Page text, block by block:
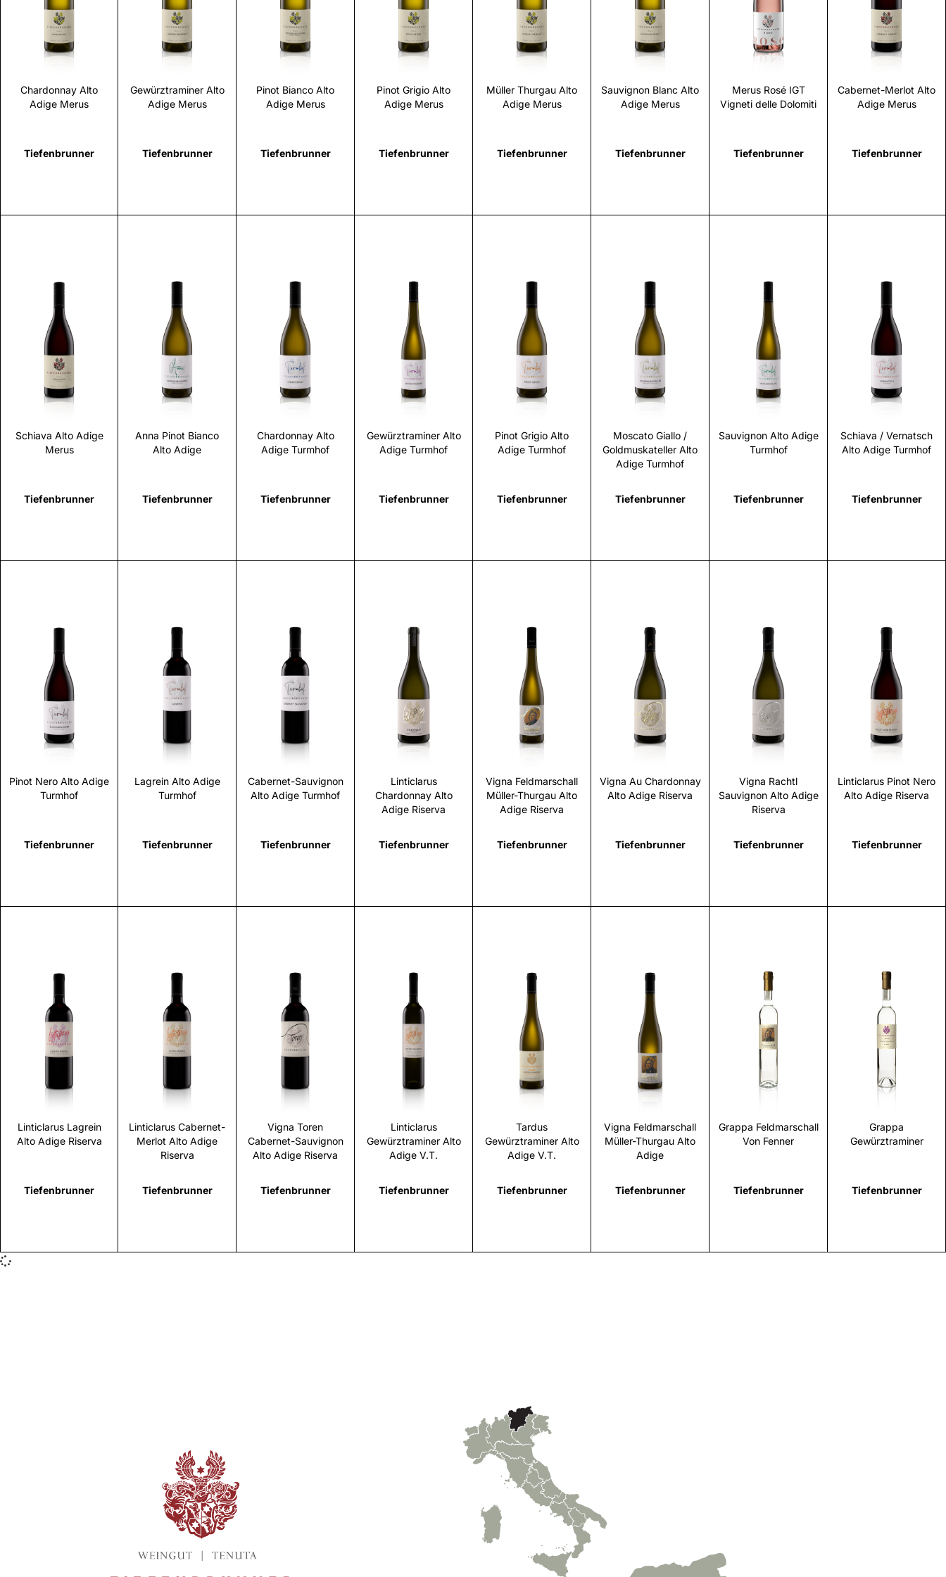
Chardonnay Alto
Adige Merus
Tiefenbrunner
Scopri
Gewürztraminer Alto
Adige Merus
Tiefenbrunner
Scopri
Pinot Bianco Alto
Adige Merus
Tiefenbrunner
Scopri
Pinot Grigio Alto
Adige Merus
Tiefenbrunner
Scopri
Müller Thurgau Alto
Adige Merus
Tiefenbrunner
Scopri
Sauvignon Blanc Alto
Adige Merus
Tiefenbrunner
Scopri
Merus Rosé IGT
Vigneti delle Dolomiti
Tiefenbrunner
Scopri
Cabernet-Merlot Alto
Adige Merus
Tiefenbrunner
Scopri
Schiava Alto Adige
Merus
Tiefenbrunner
Scopri
Anna Pinot Bianco
Alto Adige
Tiefenbrunner
Scopri
Chardonnay Alto
Adige Turmhof
Tiefenbrunner
Scopri
Gewürztraminer Alto
Adige Turmhof
Tiefenbrunner
Scopri
Pinot Grigio Alto
Adige Turmhof
Tiefenbrunner
Scopri
Moscato Giallo /
Goldmuskateller Alto
Adige Turmhof
Tiefenbrunner
Scopri
Sauvignon Alto Adige
Turmhof
Tiefenbrunner
Scopri
Schiava / Vernatsch
Alto Adige Turmhof
Tiefenbrunner
Scopri
Pinot Nero Alto Adige
Turmhof
Tiefenbrunner
Scopri
Lagrein Alto Adige
Turmhof
Tiefenbrunner
Cabernet-Sauvignon
Alto Adige Turmhof
Tiefenbrunner
Linticlarus
Chardonnay Alto
Adige Riserva
Tiefenbrunner
Scopri
Vigna Feldmarschall
Müller-Thurgau Alto
Adige Riserva
Tiefenbrunner
Scopri
Vigna Au Chardonnay
Alto Adige Riserva
Tiefenbrunner
Scopri
Vigna Rachtl
Sauvignon Alto Adige
Riserva
Tiefenbrunner
Scopri
Linticlarus Pinot Nero
Alto Adige Riserva
Tiefenbrunner
Scopri
Linticlarus Lagrein
Alto Adige Riserva
Tiefenbrunner
Linticlarus Cabernet-
Merlot Alto Adige
Riserva
Tiefenbrunner
Vigna Toren
Cabernet-Sauvignon
Alto Adige Riserva
Tiefenbrunner
Linticlarus
Gewürztraminer Alto
Adige V.T.
Tiefenbrunner
Tardus
Gewürztraminer Alto
Adige V.T.
Tiefenbrunner
Scopri
Vigna Feldmarschall
Müller-Thurgau Alto
Adige
Tiefenbrunner
Scopri
Grappa Feldmarschall
Von Fenner
Tiefenbrunner
Scopri
Grappa
Gewürztraminer
Tiefenbrunner
Scopri